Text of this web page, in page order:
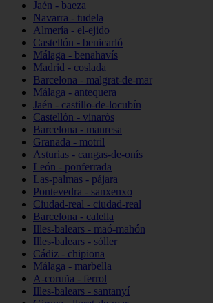
Jaén - baeza
Navarra - tudela
Almería - el-ejido
Castellón - benicarló
Málaga - benahavís
Madrid - coslada
Barcelona - malgrat-de-mar
Málaga - antequera
Jaén - castillo-de-locubín
Castellón - vinaròs
Barcelona - manresa
Granada - motril
Asturias - cangas-de-onís
León - ponferrada
Las-palmas - pájara
Pontevedra - sanxenxo
Ciudad-real - ciudad-real
Barcelona - calella
Illes-balears - maó-mahón
Illes-balears - sóller
Cádiz - chipiona
Málaga - marbella
A-coruña - ferrol
Illes-balears - santanyí